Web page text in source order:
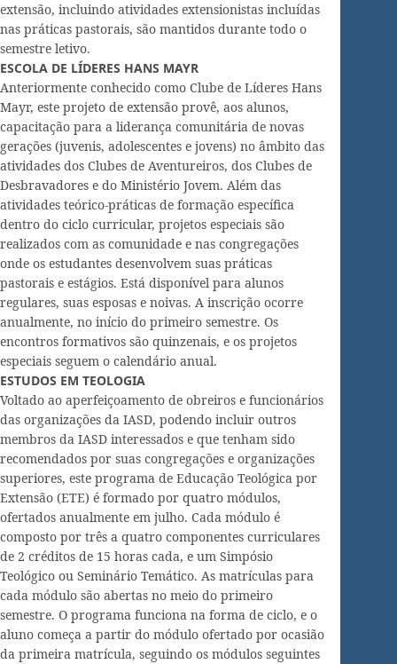
extensão, incluindo atividades extensionistas incluídas
nas práticas pastorais, são mantidos durante todo o
semestre letivo.
ESCOLA DE LÍDERES HANS MAYR
Anteriormente conhecido como Clube de Líderes Hans
Mayr, este projeto de extensão provê, aos alunos,
capacitação para a liderança comunitária de novas
gerações (juvenis, adolescentes e jovens) no âmbito das
atividades dos Clubes de Aventureiros, dos Clubes de
Desbravadores e do Ministério Jovem. Além das
atividades teórico-práticas de formação específica
dentro do ciclo curricular, projetos especiais são
realizados com as comunidade e nas congregações
onde os estudantes desenvolvem suas práticas
pastorais e estágios. Está disponível para alunos
regulares, suas esposas e noivas. A inscrição ocorre
anualmente, no início do primeiro semestre. Os
encontros formativos são quinzenais, e os projetos
especiais seguem o calendário anual.
ESTUDOS EM TEOLOGIA
Voltado ao aperfeiçoamento de obreiros e funcionários
das organizações da IASD, podendo incluir outros
membros da IASD interessados e que tenham sido
recomendados por suas congregações e organizações
superiores, este programa de Educação Teológica por
Extensão (ETE) é formado por quatro módulos,
ofertados anualmente em julho. Cada módulo é
composto por três a quatro componentes curriculares
de 2 créditos de 15 horas cada, e um Simpósio
Teológico ou Seminário Temático. As matrículas para
cada módulo são abertas no meio do primeiro
semestre. O programa funciona na forma de ciclo, e o
aluno começa a partir do módulo ofertado por ocasião
da primeira matrícula, seguindo os módulos seguintes